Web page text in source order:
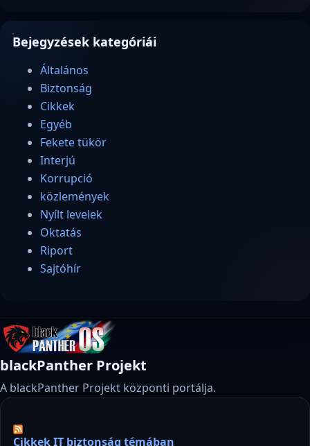
Bejegyzések kategóriái
Általános
Biztonság
Cikkek
Egyéb
Fekete tükör
Interjú
Korrupció
közlemények
Nyílt levelek
Oktatás
Riport
Sajtóhír
blackPanther Projekt
A blackPanther Projekt központi portálja.
Cikkek IT biztonság témában